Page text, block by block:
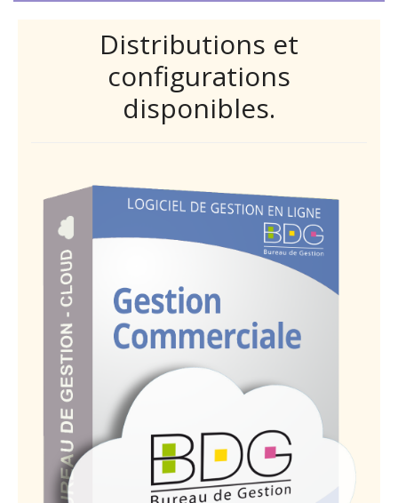
Distributions et
configurations
disponibles.